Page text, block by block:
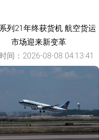
列21年终获货机 航空货运
市场迎来新变革
间：2026-08-08 04:13:41